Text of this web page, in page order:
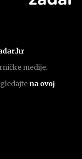
medije.
na ovoj